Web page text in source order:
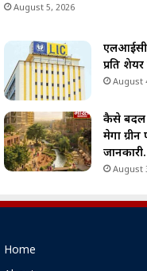
August 5, 2026
एलआईसी
प्रति
August
कैसे बदल
मेगा
August
Home